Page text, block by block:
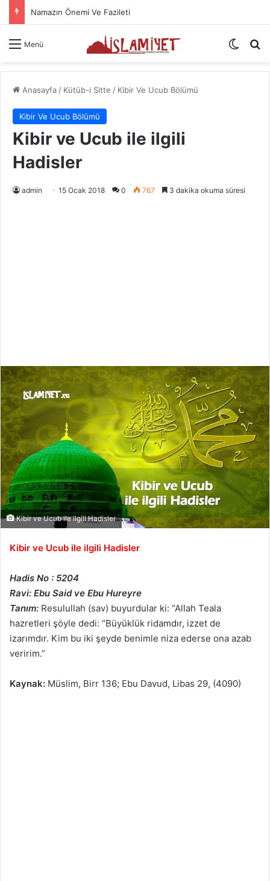
Namazın Önemi Ve Fazileti
Menü Dış
Anasayfa/ Kütüb-i Sitte / Kibir Ve Ucub Bölümü
Kibir Ve Ucub Bölümü
Kibir ve Ucub ile ilgili
Hadisler
admin 15 Ocak 2018 0 767 3 dakika okuma süresi
Kibir ve Ucub ile ilgili Hadisler
Kibir ve Ucub ile ilgili Hadisler
Hadis No : 5204
Ravi: Ebu Said ve Ebu Hureyre
Tanım: Resulullah (sav) buyurdular ki: “Allah Teala
hazretleri şöyle dedi: “Büyüklük ridamdır, izzet de
izarımdır. Kim bu iki şeyde benimle niza ederse ona azab
veririm.”
Kaynak: Müslim, Birr 136; Ebu Davud, Libas 29, (4090)